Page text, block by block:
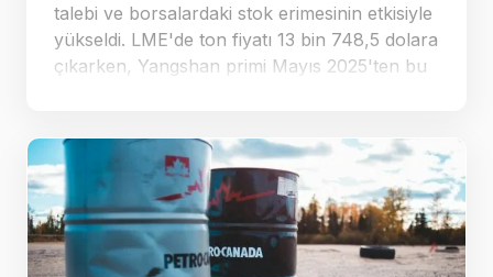
talebi ve borsalardaki stok erimesinin etkisiyle
yükseldi. LME'de ton fiyatı 13 bin 748,5 dolara
çıkarken, Yangshan primi Mayıs 2025'ten bu